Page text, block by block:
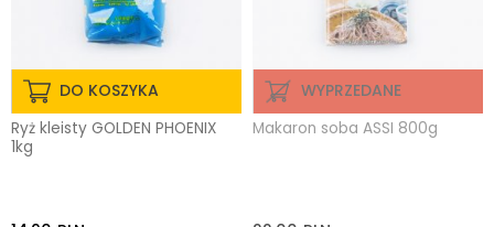
DO KOSZYKA
Ryż kleisty GOLDEN PHOENIX
1kg
WYPRZEDANE
Makaron soba ASSI 800g